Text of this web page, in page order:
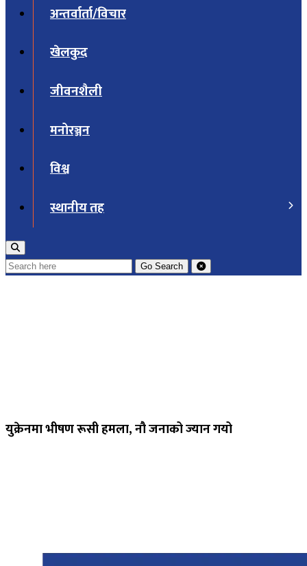
अन्तर्वार्ता/विचार
खेलकुद
जीवनशैली
मनोरञ्जन
विश्व
स्थानीय तह
Go Search
युक्रेनमा भीषण रूसी हमला, नौ जनाको ज्यान गयो